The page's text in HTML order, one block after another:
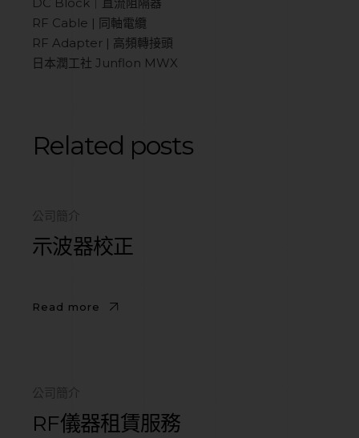
RF Cable | 同軸電纜
RF Adapter | 高頻轉接頭
日本潤工社 Junflon MWX
Related posts
公司簡介
示波器校正
Read more
公司簡介
RF儀器租賃服務